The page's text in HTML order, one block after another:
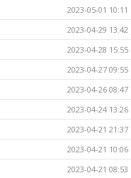
2023-05-01 10:11
2023-04-29 13:42
2023-04-28 15:55
2023-04-27 09:55
2023-04-26 08:47
2023-04-24 13:26
2023-04-21 21:37
2023-04-21 10:06
2023-04-21 08:53